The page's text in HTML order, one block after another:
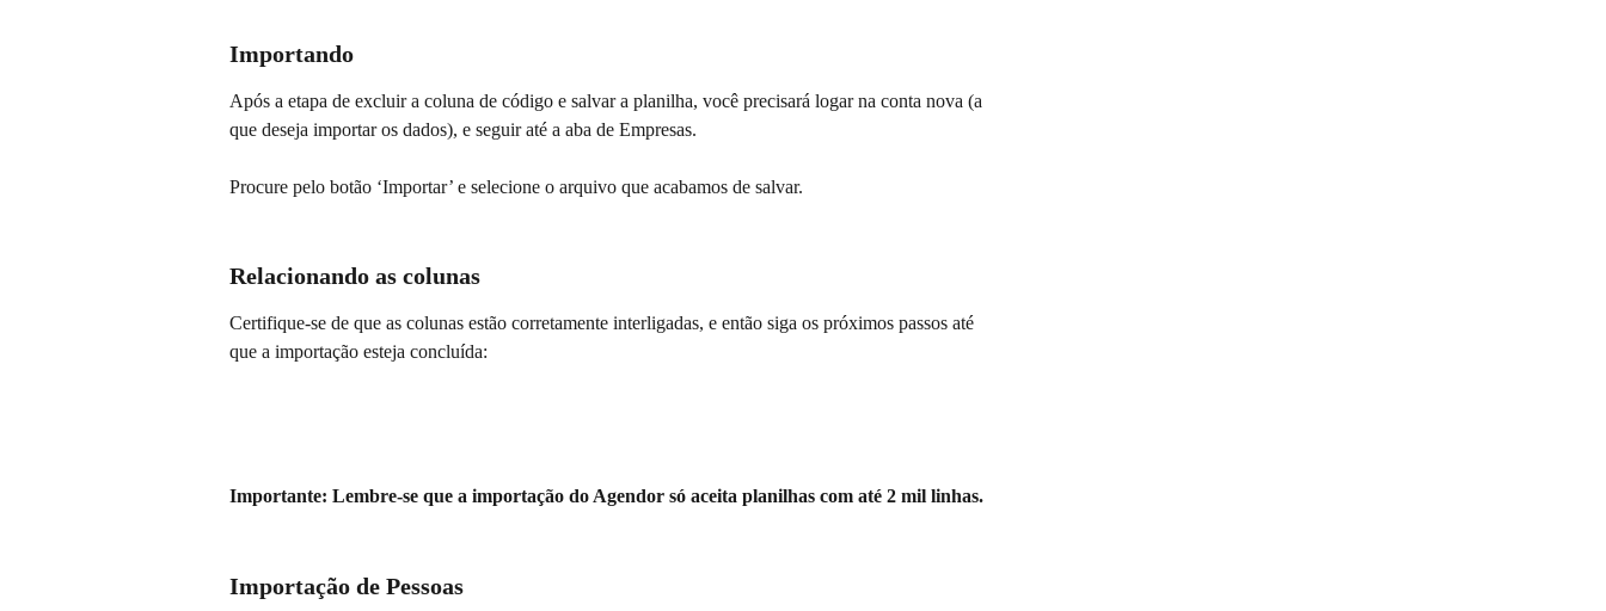
Importando
Após a etapa de excluir a coluna de código e salvar a planilha, você precisará logar na conta nova (a
que deseja importar os dados), e seguir até a aba de Empresas.
Procure pelo botão ‘Importar’ e selecione o arquivo que acabamos de salvar.
Relacionando as colunas
Certifique-se de que as colunas estão corretamente interligadas, e então siga os próximos passos até
que a importação esteja concluída:
Importante: Lembre-se que a importação do Agendor só aceita planilhas com até 2 mil linhas.
Importação de Pessoas